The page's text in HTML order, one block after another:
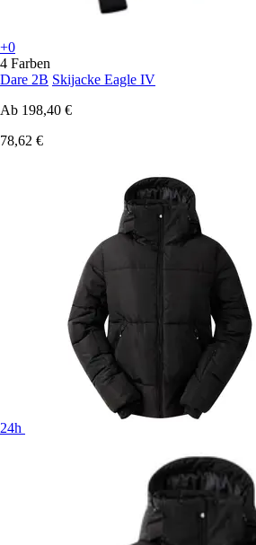
+0
4 Farben
Dare 2B Skijacke Eagle IV
Ab 198,40 €
78,62 €
24h